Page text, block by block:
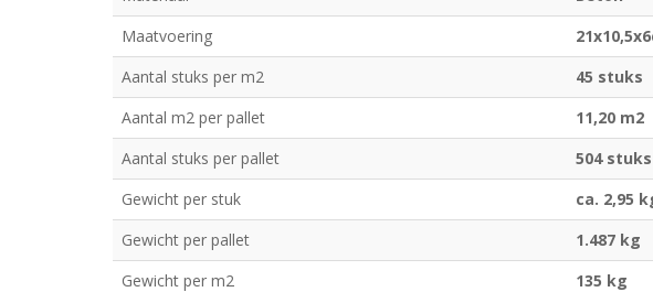
Maatvoering
Aantal stuks per m2
45 stuks
Aantal m2 per pallet
11,20 m2
Aantal stuks per pallet
504 stuks
Gewicht per stuk
ca. 2,95
Gewicht per pallet
1.487 kg
Gewicht per m2
135 kg